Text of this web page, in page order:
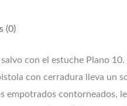
(0)
con el estuche Plano
con cerradura lleva un
empotrados contorneados,